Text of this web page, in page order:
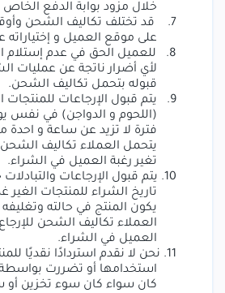
خلال مزود بوابة الدفع الخاص
7.
قد تختلف تكاليف الشحن
على موقع العميل و إختياراته
8.
للعميل الحق في عدم
لأي أضرار ناتجة عن عمليات
قبوله بتحمل تكاليف الشحن.
9.
يتم قبول الإرجاعات للمنتجات
(اللحوم و الدواجن) في نفس
فترة لا تزيد عن ساعة و احدة
يتحمل العملاء تكاليف الشحن
تغير رغبة العميل في الشراء.
10.
تاريخ الشراء للمنتجات الغير
يكون المنتج في حالته
العملاء تكاليف الشحن
العميل في الشراء.
11. نحن لا نقدم استردادًا نقديًا
استخدامها أو تضررت
كان سواء كان سوء تخزين أو